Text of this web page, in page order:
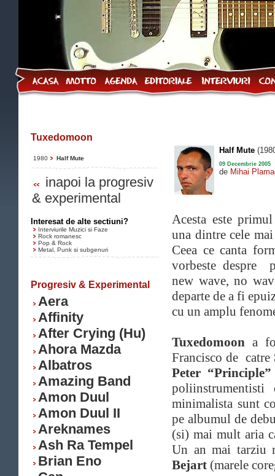
Tuxedomoon
1980 Half Mute
inapoi la progresiv
& experimental
Interesat de alte sectiuni?
Interviurile Muzici si Faze
Rock romanesc
Pop & Rock
Metal, Punk si subgenuri
Progresiv & Experimental
Aera
Affinity
After Crying (Hu)
Ahora Mazda
Albatros
Amazing Band
Amon Duul
Amon Duul II
Areknames
Ash Ra Tempel
Brian Eno
Half Mute
09 Decembrie 2005
de Mihai
Acesta este
una dintre cele
Ceea ce canta
vorbeste despre
new wave, no
departe de a fi
cu un amplu
Tuxedomoon a
Francisco de catre
Peter
minimalista sunt
pe albumul de
(si) mai mult aria
Un an mai tarziu
Bejart (marele